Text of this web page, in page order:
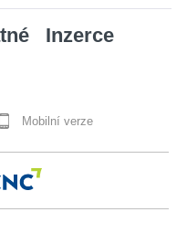
Inzerce
Mobilní verze